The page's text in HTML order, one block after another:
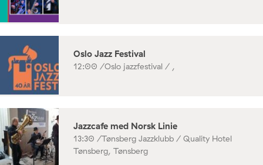
Oslo Jazz Festival
12:00 /Oslo jazzfestival / ,
Jazzcafe med Norsk Linie
13:30 /Tønsberg Jazzklubb / Quality Hotel
Tønsberg, Tønsberg